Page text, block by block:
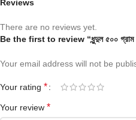
Reviews
There are no reviews yet.
Be the first to review “ধুন্দুল ৫০০
Your email address will not be
Your rating *
Your review *